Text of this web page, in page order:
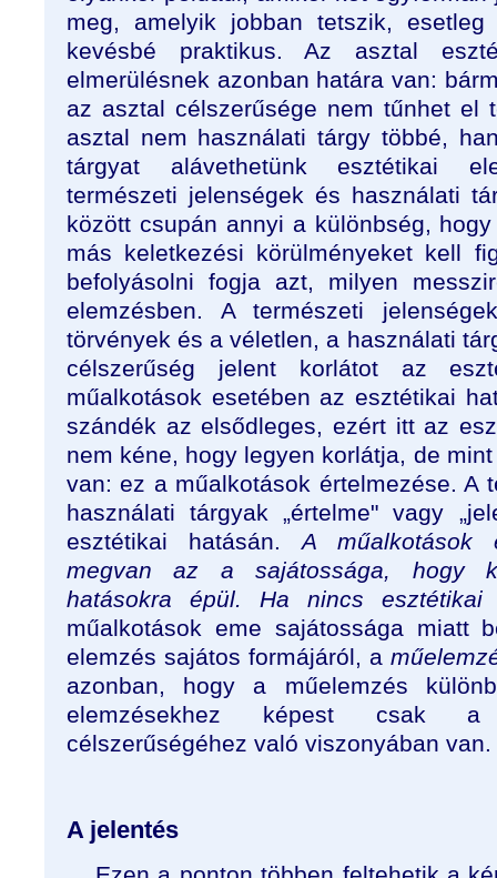
meg, amelyik jobban tetszik,
kevésbé praktikus. Az asztal
elmerülésnek azonban határa van:
az asztal célszerűsége nem tűnhet el
asztal nem használati tárgy többé,
tárgyat alávethetünk esztétikai
természeti jelenségek és használati
között csupán annyi a különbség,
más keletkezési körülményeket kell
befolyásolni fogja azt, milyen
elemzésben. A természeti
törvények és a véletlen, a használati
célszerűség jelent korlátot az
műalkotások esetében az esztétikai
szándék az elsődleges, ezért itt az
nem kéne, hogy legyen korlátja, de
van: ez a műalkotások értelmezése. A
használati tárgyak „értelme" vagy
esztétikai hatásán.A műalkotások
megvan az a sajátossága, hogy
hatásokra épül. Ha nincs esztétikai
műalkotások eme sajátossága miatt
elemzés sajátos formájáról, a
azonban, hogy a műelemzés
elemzésekhez képest csak a
célszerűségéhez való viszonyában van.
A jelentés